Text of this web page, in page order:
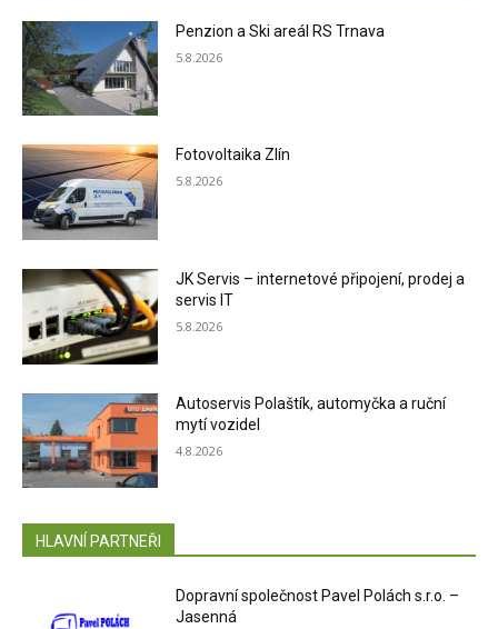
Penzion a Ski areál RS Trnava
5.8.2026
Fotovoltaika Zlín
5.8.2026
JK Servis – internetové připojení, prodej a
servis IT
5.8.2026
Autoservis Polaštík, automyčka a ruční
mytí vozidel
4.8.2026
HLAVNÍ PARTNEŘI
Dopravní společnost Pavel Polách s.r.o. –
Jasenná